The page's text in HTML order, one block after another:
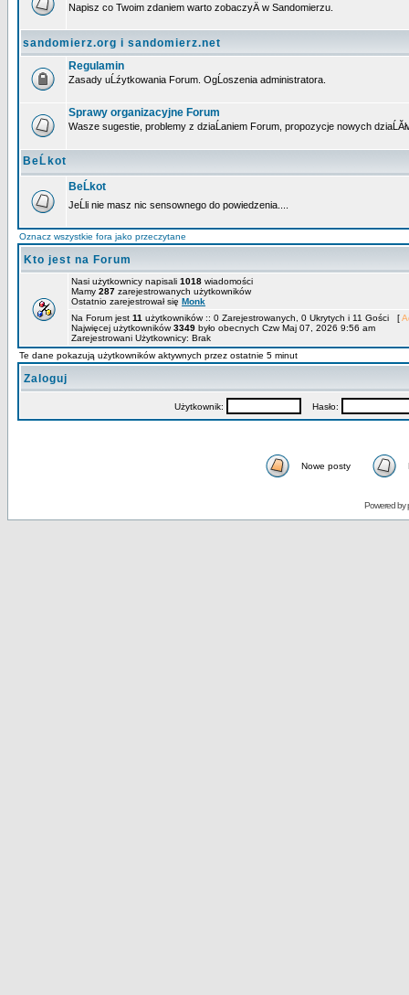
Napisz co Twoim zdaniem warto zobaczyÄ w Sandomierzu.
sandomierz.org i sandomierz.net
Regulamin
Zasady uĹźytkowania Forum. OgĹoszenia administratora.
Sprawy organizacyjne Forum
Wasze sugestie, problemy z dziaĹaniem Forum, propozycje nowych
BeĹkot
BeĹkot
JeĹli nie masz nic sensownego do powiedzenia....
Oznacz wszystkie fora jako przeczytane
Kto jest na Forum
Nasi użytkownicy napisali 1018 wiadomości
Mamy 287 zarejestrowanych użytkowników
Ostatnio zarejestrował się Monk
Na Forum jest 11 użytkowników :: 0 Zarejestrowanych, 0 Ukrytych i 11 Gości [
Najwięcej użytkowników3349 było obecnych Czw Maj 07, 2026 9:56 am
Zarejestrowani Użytkownicy: Brak
Te dane pokazują użytkowników aktywnych przez ostatnie 5 minut
Zaloguj
Użytkownik: Hasło:
Nowe posty
Powered by